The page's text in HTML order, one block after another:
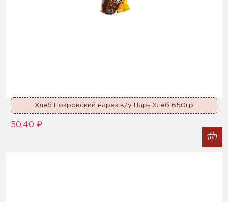
Хлеб Покровский нарез в/у Царь Хлеб 650гр
50,40 ₽